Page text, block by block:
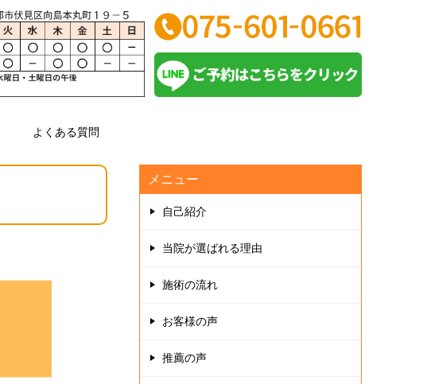
よくある質問
メニュー
自己紹介
当院が選ばれる理由
施術の流れ
お客様の声
推薦の声